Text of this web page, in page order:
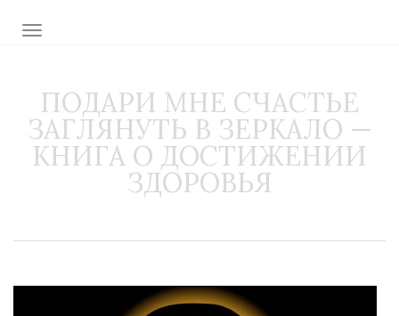
TOGGLE NAVIGATION
ПОДАРИ МНЕ СЧАСТЬЕ
ЗАГЛЯНУТЬ В ЗЕРКАЛО —
КНИГА О ДОСТИЖЕНИИ
ЗДОРОВЬЯ